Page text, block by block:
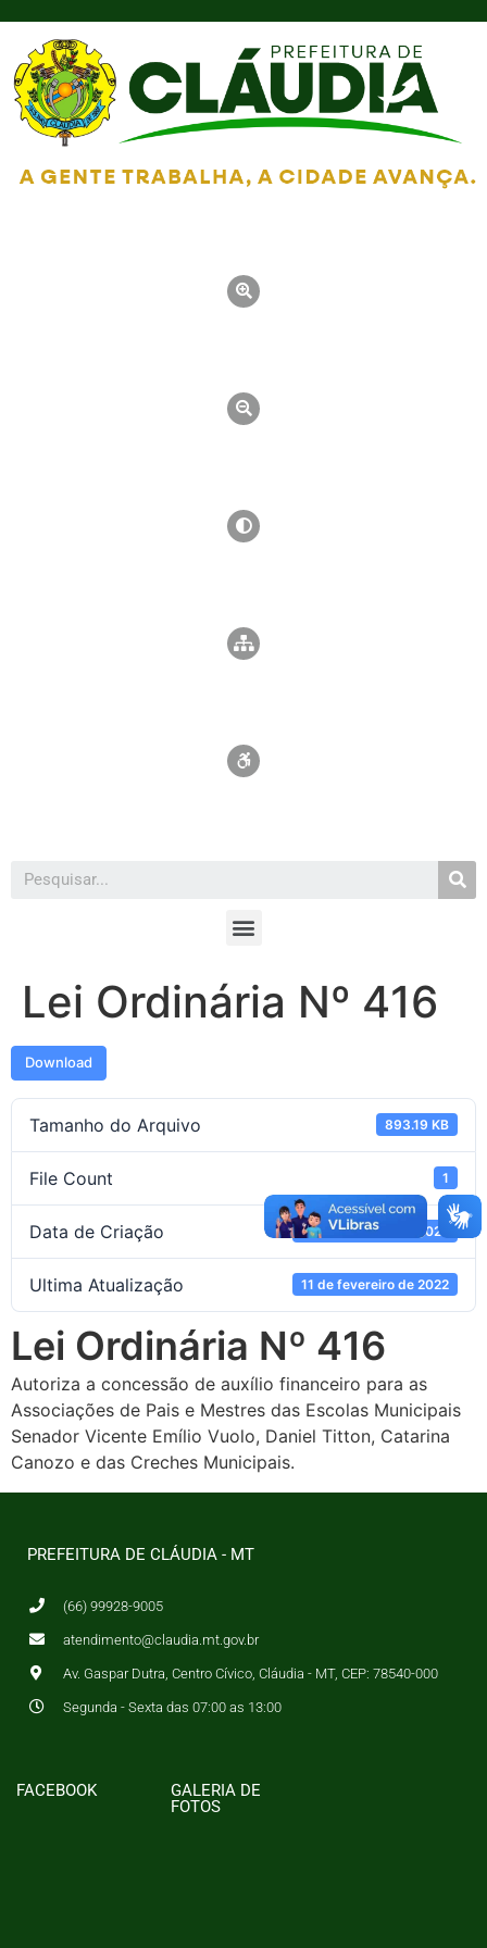
Lei Ordinária Nº 416
Download
Tamanho do Arquivo 893.19 KB
File Count 1
Data de Criação 11 de fevereiro de 2022
Ultima Atualização 11 de fevereiro de 2022
Lei Ordinária Nº 416
Autoriza a concessão de auxílio financeiro para as
Associações de Pais e Mestres das Escolas Municipais
Senador Vicente Emílio Vuolo, Daniel Titton, Catarina
Canozo e das Creches Municipais.
PREFEITURA DE CLÁUDIA - MT
(66) 99928-9005
atendimento@claudia.mt.gov.br
Av. Gaspar Dutra, Centro Cívico, Cláudia - MT, CEP: 78540-000
Segunda - Sexta das 07:00 as 13:00
FACEBOOK
GALERIA DE
FOTOS